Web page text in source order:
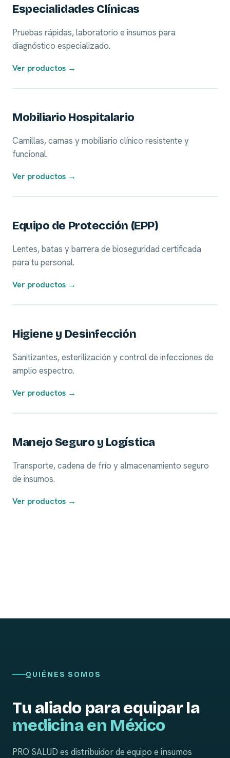
Especialidades Clínicas
Pruebas rápidas, laboratorio e insumos para
diagnóstico especializado.
Ver productos →
Mobiliario Hospitalario
Camillas, camas y mobiliario clínico resistente y
funcional.
Ver productos →
Equipo de Protección (EPP)
Lentes, batas y barrera de bioseguridad certificada
para tu personal.
Ver productos →
Higiene y Desinfección
Sanitizantes, esterilización y control de infecciones de
amplio espectro.
Ver productos →
Manejo Seguro y Logística
Transporte, cadena de frío y almacenamiento seguro
de insumos.
Ver productos →
QUIÉNES SOMOS
Tu aliado para equipar la
medicina en México
PRO SALUD es distribuidor de equipo e insumos